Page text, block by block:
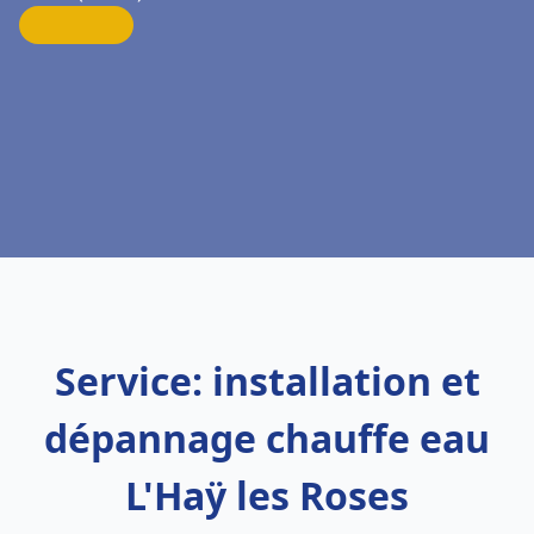
Service: installation et
dépannage chauffe eau
L'Haÿ les Roses